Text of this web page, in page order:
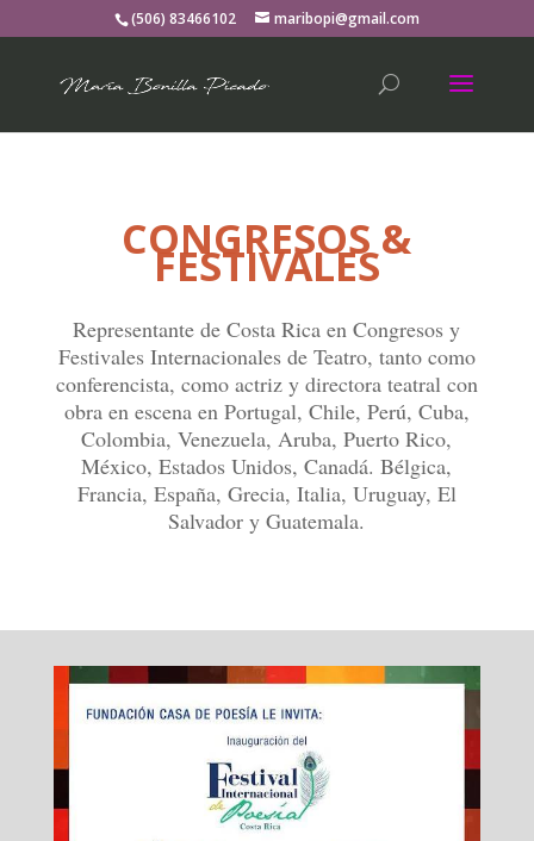
(506) 83466102 maribopi@gmail.com
CONGRESOS &
FESTIVALES
Representante de Costa Rica en Congresos y
Festivales Internacionales de Teatro, tanto como
conferencista, como actriz y directora teatral con
obra en escena en Portugal, Chile, Perú, Cuba,
Colombia, Venezuela, Aruba, Puerto Rico,
México, Estados Unidos, Canadá. Bélgica,
Francia, España, Grecia, Italia, Uruguay, El
Salvador y Guatemala.